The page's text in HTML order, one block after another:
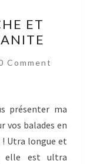
ET
Comment
présenter ma
vos balades en
Utra longue et
elle est ultra